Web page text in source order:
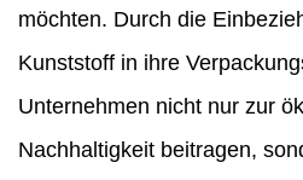
möchten. Durch die
Kunststoff in ihre
Unternehmen nicht nur zur
Nachhaltigkeit beitragen,